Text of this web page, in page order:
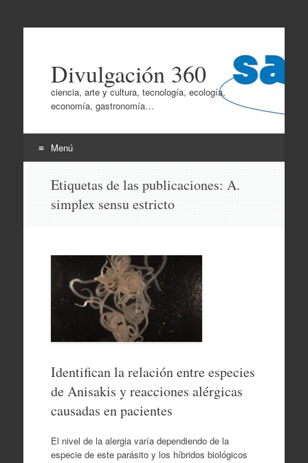
Divulgación 360
ciencia, arte y cultura, tecnología, ecología,
economía, gastronomía…
Menú
contenido
Etiquetas de las publicaciones: A.
simplex sensu estricto
Identifican la relación entre especies
de Anisakis y reacciones alérgicas
causadas en pacientes
El nivel de la alergia varía dependiendo de la
especie de este parásito y los híbridos biológicos